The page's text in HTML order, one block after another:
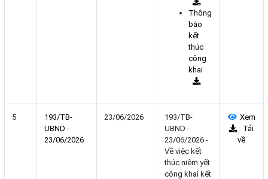
Thông
báo
kết
thúc
công
khai
5
193/TB-
UBND -
23/06/2026
23/06/2026
193/TB-
UBND -
23/06/2026 -
Về việc kết
thúc niêm yết
công khai kết
Xem
Tải
về